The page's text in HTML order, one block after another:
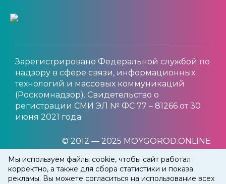
Мы используем файлы cookie, чтобы сайт работал
корректно, а также для сбора статистики и показа
рекламы. Вы можете согласиться на использование всех
Зарегистрировано Федеральной службой по
надзору в сфере связи, информационных
технологий и массовых коммуникаций
(Роскомнадзор). Свидетельство о
регистрации СМИ ЭЛ № ФС 77 – 81266 от 30
июня 2021 года.
© 2012 — 2025 MOYGOROD.ONLINE